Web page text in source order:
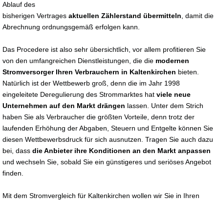
Ablauf des
bisherigen Vertrages aktuellen Zählerstand übermitteln , damit die
Abrechnung ordnungsgemäß erfolgen kann.
Das Procedere ist also sehr übersichtlich, vor allem profitieren Sie
von den umfangreichen Dienstleistungen, die die modernen
Stromversorger Ihren Verbrauchern in Kaltenkirchen bieten.
Natürlich ist der Wettbewerb groß, denn die im Jahr 1998
eingeleitete Deregulierung des Strommarktes hat viele neue
Unternehmen auf den Markt drängen lassen. Unter dem Strich
haben Sie als Verbraucher die größten Vorteile, denn trotz der
laufenden Erhöhung der Abgaben, Steuern und Entgelte können Sie
diesen Wettbewerbsdruck für sich ausnutzen. Tragen Sie auch dazu
bei, dass die Anbieter ihre Konditionen an den Markt anpassen
und wechseln Sie, sobald Sie ein günstigeres und seriöses Angebot
finden.
Mit dem Stromvergleich für Kaltenkirchen wollen wir Sie in Ihren